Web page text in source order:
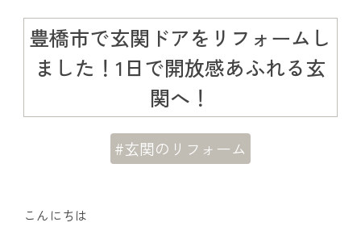
豊橋市で玄関ドアをリフォームし
ました！1日で開放感あふれる玄
関へ！
#玄関のリフォーム
こんにちは